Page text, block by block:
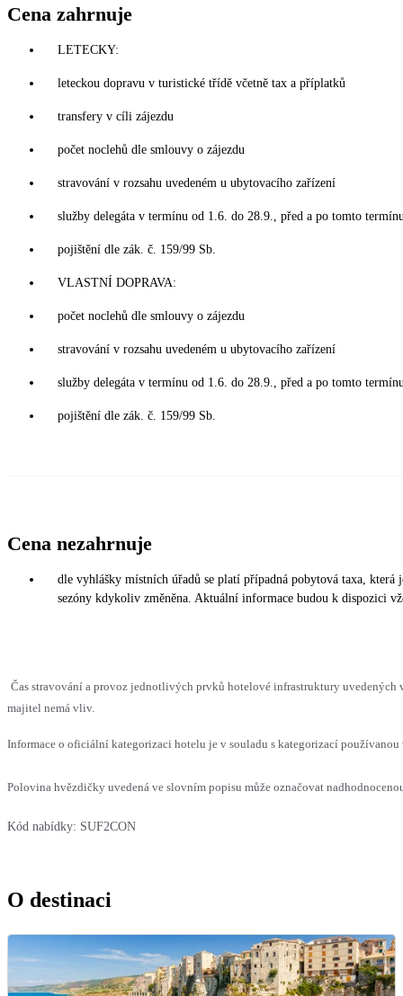
Cena zahrnuje
LETECKY:
leteckou dopravu v turistické třídě včetně tax a příplatků
transfery v cíli zájezdu
počet noclehů dle smlouvy o zájezdu
stravování v rozsahu uvedeném u ubytovacího zařízení
služby delegáta v termínu od 1.6. do 28.9., před a po tomto
pojištění dle zák. č. 159/99 Sb.
VLASTNÍ DOPRAVA:
počet noclehů dle smlouvy o zájezdu
stravování v rozsahu uvedeném u ubytovacího zařízení
služby delegáta v termínu od 1.6. do 28.9., před a po tomto
pojištění dle zák. č. 159/99 Sb.
Cena nezahrnuje
dle vyhlášky místních úřadů se platí případná pobytová taxa,
sezóny kdykoliv změněna. Aktuální informace budou k dispozici
Čas stravování a provoz jednotlivých prvků hotelové infrastruktury uvedených
majitel nemá vliv.
Informace o oficiální kategorizaci hotelu je v souladu s kategorizací
Polovina hvězdičky uvedená ve slovním popisu může označovat
Kód nabídky: SUF2CON
O destinaci